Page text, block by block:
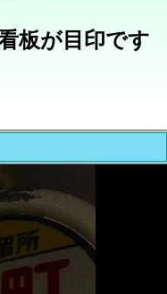
板が目印です